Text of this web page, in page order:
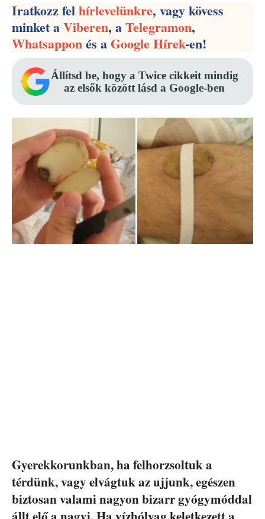
Iratkozz felhírlevelünkre, vagy kövess
minket aViberen, aTelegramon,
Whatsapponés aGoogle Hírek-en!
Állítsd be, hogy a Twice cikkeit mindig
az elsők között lásd a Google-ben
Gyerekkorunkban, ha felhorzsoltuk a
térdünk, vagy elvágtuk az ujjunk, egészen
biztosan valami nagyon bizarr gyógymóddal